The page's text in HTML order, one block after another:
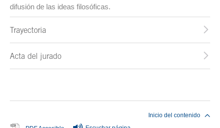
difusión de las ideas filosóficas.
Trayectoria
Acta del jurado
Inicio del contenido